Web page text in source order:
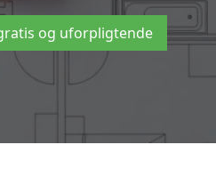
og uforpligtende